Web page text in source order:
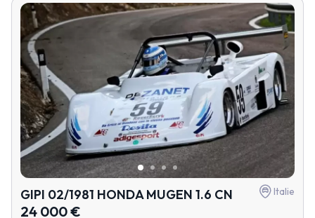
GIPI 02/1981 HONDA MUGEN 1.6 CN Italie
24 000 €